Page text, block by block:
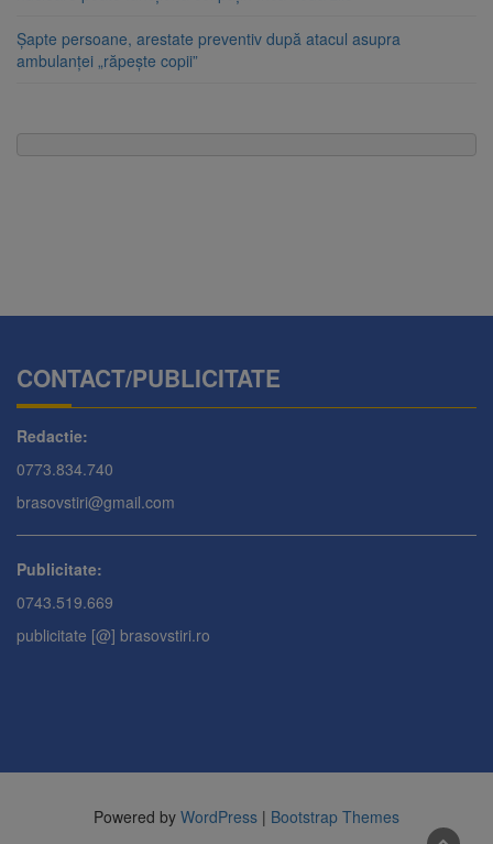
Șapte persoane, arestate preventiv după atacul asupra
ambulanței „răpește copii”
CONTACT/PUBLICITATE
Redactie:
0773.834.740
brasovstiri@gmail.com
Publicitate:
0743.519.669
publicitate [@] brasovstiri.ro
Powered by WordPress | Bootstrap Themes